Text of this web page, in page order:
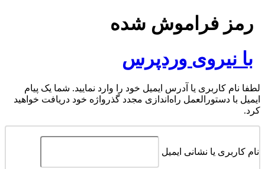
رمز فراموش شده
با نیروی وردپرس
لطفا نام کاربری یا آدرس ایمیل خود را وارد نمایید. شما یک پیام
ایمیل با دستورالعمل راه‌اندازی مجدد گذرواژه خود دریافت خواهید
کرد.
نام کاربری یا نشانی ایمیل